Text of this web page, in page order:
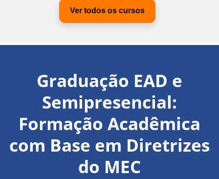
Ver todos os cursos
Graduação EAD e
Semipresencial:
Formação Acadêmica
com Base em Diretrizes
do MEC